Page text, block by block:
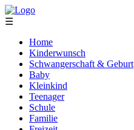
☰
Home
Kinderwunsch
Schwangerschaft & Geburt
Baby
Kleinkind
Teenager
Schule
Familie